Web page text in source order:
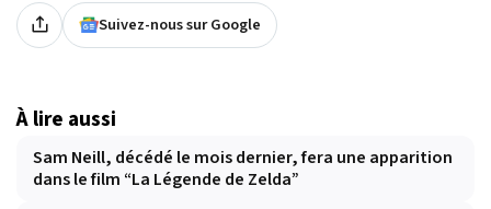
Suivez-nous sur Google
À lire aussi
Sam Neill, décédé le mois dernier, fera une apparition
dans le film “La Légende de Zelda”